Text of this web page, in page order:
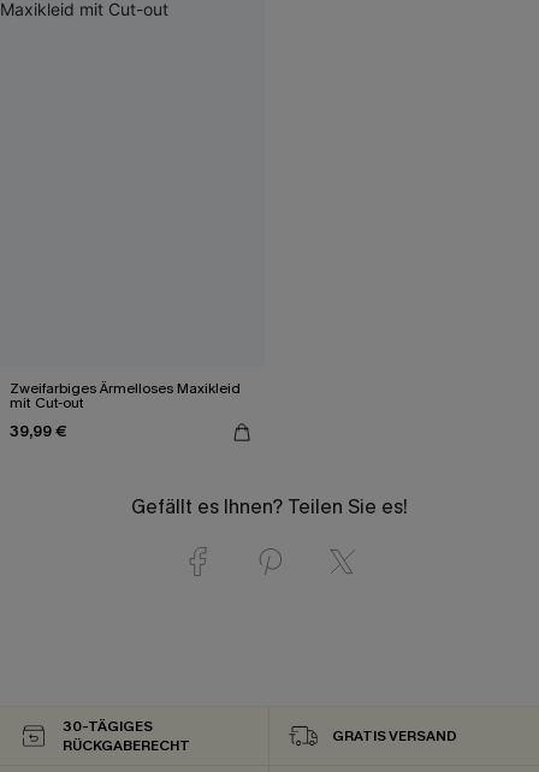
Zweifarbiges Ärmelloses Maxikleid
mit Cut-out
39,99 €
Gefällt es Ihnen? Teilen Sie es!
30-TÄGIGES
RÜCKGABERECHT
GRATIS VERSAND